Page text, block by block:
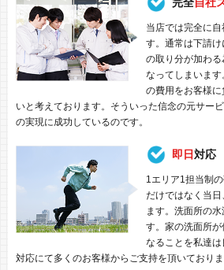
当店では完全に
す。通常は下請
の取り分が加わる
なってしまいま
の費用をお客様
いと考えております。そういった信念の元サー
の実現に成功しているのです。
即日対応
1エリア1担当制
だけではなく当
ます。洗面所の
す。家の洗面所
なることを私達は
対応にて多くのお客様からご支持を頂いておりま